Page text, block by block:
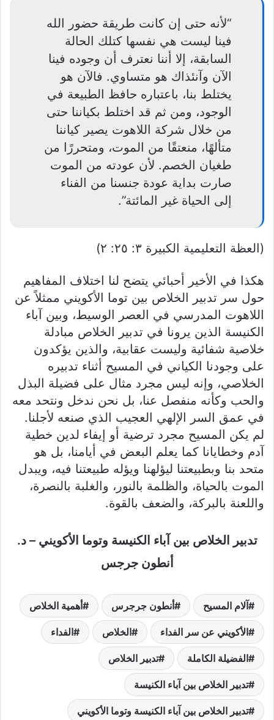
“لأنه حتى إن كانت طريقة حضور الله
فينا ليست هي نفسها كتلك الحالة
السابقة، إلا أننا نعترف أن وجوده فينا
الآن وآنئذاك هو متساوي. فالآن هو
يختلط بنا، باعتباره حافظ الطبيعة في
الوجود، ومن ثم قد اختلط بكياننا حتى
من خلال شركة اللاهوت يصير كياننا
متألهًا، منعتقًا من الموت، ومتحررًا من
طغيان الخصم. لأن عودته من الموت
صارت بداية عودة جنسنا من الفناء
إلى الحياة غير المائتة”.
(العظة التعليمية الكبيرة ٣: ٢٥: ٢)
هكذا في الأخير أحبائي يتضح لنا اختلاف المفاهيم
حول سر تدبير الخلاص بين توما الأكويني ممثلاً عن
اللاهوت المدرسي في العصر الوسيط، وبين آباء
الكنيسة الذين يرونا في تدبير الخلاص مبادلة
خلاصية شفائية وليست عقابية، والذين يؤكدون
على وجودنا الكياني في المسيح أثناء تدبيره
الخلاصي، وإنه ليس مجرد مثال على فضيلة البذل
والحب وكأنه منفصل عنا، بل نحن ندخل ونتحد معه
في عمق السر الإلهي العجيب الذي صنعه لأجلنا.
لم يكن المسيح مجرد ترضية أو إيفاء لدين خطية
آدم وخطايانا كما يعلم البعض في أيامنا، بل هو
متحد بنا وبطبيعتنا ليؤلهنا ويؤله طبيعتنا فيه، ويبدل
الموت بالحياة، والظلمة بالنور، والغلبة بالنصرة،
واللعنة بالبركة، والضعف بالقوة.
تدبير الخلاص بين آباء الكنيسة وتوما الأكويني – د.
أنطون جرجس
آلام المسيح أنطون جرجرس أهمية الخلاص
الأكويني عن سر الفداء الخلاص الفداء
الفضيلة الكاملة تدبير الخلاص
تدبير الخلاص بين آباء الكنيسة
تدبير الخلاص بين آباء الكنيسة وتوما الأكويني